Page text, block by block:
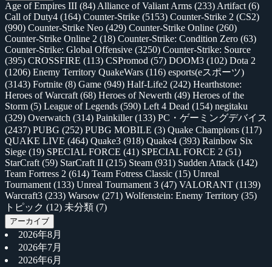
Age of Empires III (84) Alliance of Valiant Arms (233) Artifact (6)
Call of Duty4 (164) Counter-Strike (5153) Counter-Strike 2 (CS2)
(990) Counter-Strike Neo (429) Counter-Strike Online (260)
Counter-Strike Online 2 (18) Counter-Strike: Condition Zero (63)
Counter-Strike: Global Offensive (3250) Counter-Strike: Source
(395) CROSSFIRE (113) CSPromod (57) DOOM3 (102) Dota 2
(1206) Enemy Territory QuakeWars (116) esports(eスポーツ)
(3143) Fortnite (8) Game (949) Half-Life2 (242) Hearthstone:
Heroes of Warcraft (68) Heroes of Newerth (49) Heroes of the
Storm (5) League of Legends (590) Left 4 Dead (154) negitaku
(329) Overwatch (314) Painkiller(133) PC・ゲーミングデバイス
(2437) PUBG (252) PUBG MOBILE (3) Quake Champions (117)
QUAKE LIVE (464) Quake3 (918) Quake4 (393) Rainbow Six
Siege (19) SPECIAL FORCE (41) SPECIAL FORCE 2 (51)
StarCraft (59) StarCraft II (215) Steam (931) Sudden Attack (142)
Team Fortress 2 (614) Team Fotress Classic (15) Unreal
Tournament (133) Unreal Tournament 3 (47) VALORANT (1139)
Warcraft3 (233) Warsow (271) Wolfenstein: Enemy Territory (35)
トピック (12) 未分類 (7)
アーカイブ
2026年8月
2026年7月
2026年6月